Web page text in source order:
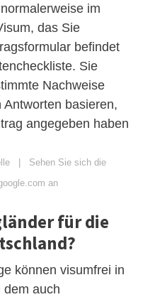
im
das Sie
befindet
Sie
Nachweise
basieren,
angegeben haben
| Sehen Sie sich die
an
für die
können visumfrei in
dem auch